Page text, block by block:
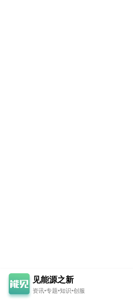
见能源之新
资讯•专题•知识•创服